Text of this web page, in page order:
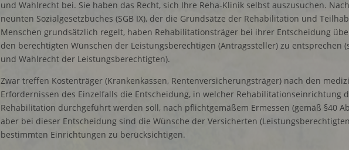
und Wahlrecht bei. Sie haben das Recht, sich Ihre Reha-Klinik selbst auszusuchen.
neunten Sozialgesetzbuches (SGB IX), der die Grundsätze der Rehabilitation und
Menschen grundsätzlich regelt, haben Rehabilitationsträger bei ihrer Entscheidung
den berechtigten Wünschen der Leistungsberechtigen (Antragssteller) zu entsprechen
und Wahlrecht der Leistungsberechtigten).
Zwar treffen Kostenträger (Krankenkassen, Rentenversicherungsträger) nach den
Erfordernissen des Einzelfalls die Entscheidung, in welcher Rehabilitationseinrichtung
Rehabilitation durchgeführt werden soll, nach pflichtgemäßem Ermessen (gemäß §40
aber bei dieser Entscheidung sind die Wünsche der Versicherten
bestimmten Einrichtungen zu berücksichtigen.